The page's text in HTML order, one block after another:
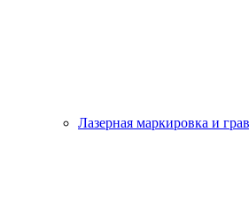
Лазерная маркировка и